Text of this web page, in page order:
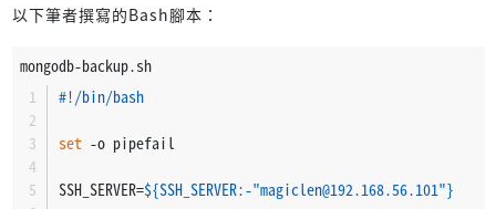
以下筆者撰寫的Bash腳本：
mongodb-backup.sh
#!/bin/bash
set -o pipefail
SSH_SERVER=${SSH_SERVER:-"magiclen@192.168.56.101"}